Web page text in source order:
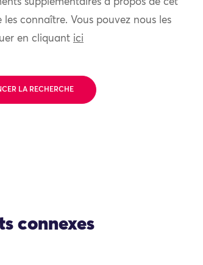
supplémentaires à propos de cet
connaître. Vous pouvez nous les
en cliquant ici
LA RECHERCHE
connexes